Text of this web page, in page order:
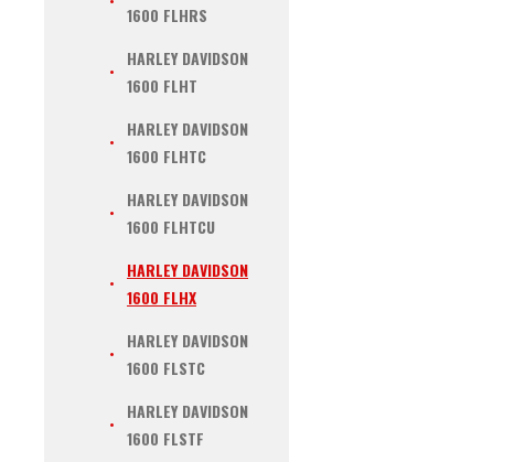
1600 FLHRS
HARLEY DAVIDSON
1600 FLHT
HARLEY DAVIDSON
1600 FLHTC
HARLEY DAVIDSON
1600 FLHTCU
HARLEY DAVIDSON
1600 FLHX
HARLEY DAVIDSON
1600 FLSTC
HARLEY DAVIDSON
1600 FLSTF